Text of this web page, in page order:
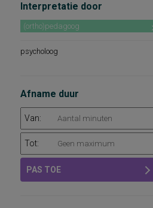
Interpretatie door
(ortho)pedagoog
psycholoog
Afname duur
Van:
Tot:
PAS TOE